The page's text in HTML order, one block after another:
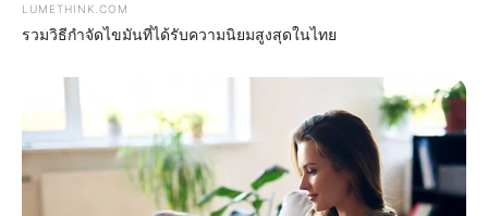
Surgeons: This Simple Method Ends Joint Pain &
Arthritis! Try It!
FORGE BODY
LUMETHINK.COM
รวมวิธีกำจัดไขมันที่ได้รับความนิยมสูงสุดในไทย